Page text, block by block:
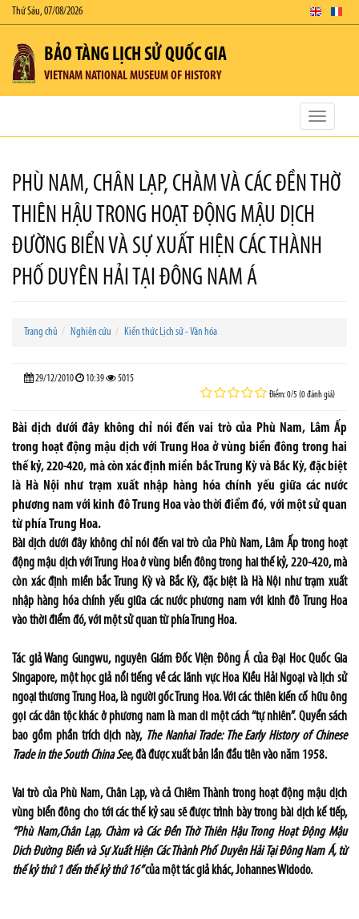
Thứ Sáu, 07/08/2026
BẢO TÀNG LỊCH SỬ QUỐC GIA
VIETNAM NATIONAL MUSEUM OF HISTORY
Toggle
PHÙ NAM, CHÂN LẠP, CHÀM VÀ CÁC ĐỀN THỜ
THIÊN HẬU TRONG HOẠT ĐỘNG MẬU DỊCH
ĐƯỜNG BIỂN VÀ SỰ XUẤT HIỆN CÁC THÀNH
PHỐ DUYÊN HẢI TẠI ĐÔNG NAM Á
Trang chủ Nghiên cứu Kiến thức Lịch sử - Văn hóa
29/12/2010 10:39 5015
Điểm: 0/5 (0 đánh giá)
Bài dịch dưới đây không chỉ nói đến vai trò của Phù Nam, Lâm Ấp
trong hoạt động mậu dịch với Trung Hoa ở vùng biển đông trong hai
thế kỷ, 220-420, mà còn xác định miền bắc Trung Kỳ và Bắc Kỳ, đặc biệt
là Hà Nội như trạm xuất nhập hàng hóa chính yếu giữa các nước
phương nam với kinh đô Trung Hoa vào thời điểm đó, với một sử quan
từ phía Trung Hoa.
Bài dịch dưới đây không chỉ nói đến vai trò của Phù Nam, Lâm Ấp trong hoạt
động mậu dịch với Trung Hoa ở vùng biển đông trong hai thế kỷ, 220-420, mà
còn xác định miền bắc Trung Kỳ và Bắc Kỳ, đặc biệt là Hà Nội như trạm xuất
nhập hàng hóa chính yếu giữa các nước phương nam với kinh đô Trung Hoa
vào thời điểm đó, với một sử quan từ phía Trung Hoa.
Tác giả Wang Gungwu, nguyên Giám Đốc Viện Đông Á của Đại Hoc Quốc Gia
Singapore, một học giả nổi tiếng về các lãnh vực Hoa Kiều Hải Ngoại và lịch sử
ngoại thương Trung Hoa, là người gốc Trung Hoa. Với các thiên kiến cố hữu ông
gọi các dân tộc khác ở phương nam là man di một cách “tự nhiên”. Quyển sách
bao gồm phần trích dịch này, The Nanhai Trade: The Early History of Chinese
Trade in the South China See, đà được xuất bản lần đầu tiên vào năm 1958.
Vai trò của Phù Nam, Chân Lạp, và cả Chiêm Thành trong hoạt động mậu dịch
vùng biển đông cho tới các thế kỷ sau sẽ được trình bày trong bài dịch kế tiếp,
“Phù Nam,Chân Lạp, Chàm và Các Đền Thờ Thiên Hậu Trong Hoạt Động Mậu
Dich Đường Biển và Sự Xuất Hiện Các Thành Phố Duyên Hải Tại Đông Nam Á, từ
thế kỷ thứ 1 đến thế kỷ thứ 16”của một tác giả khác, Johannes Widodo.